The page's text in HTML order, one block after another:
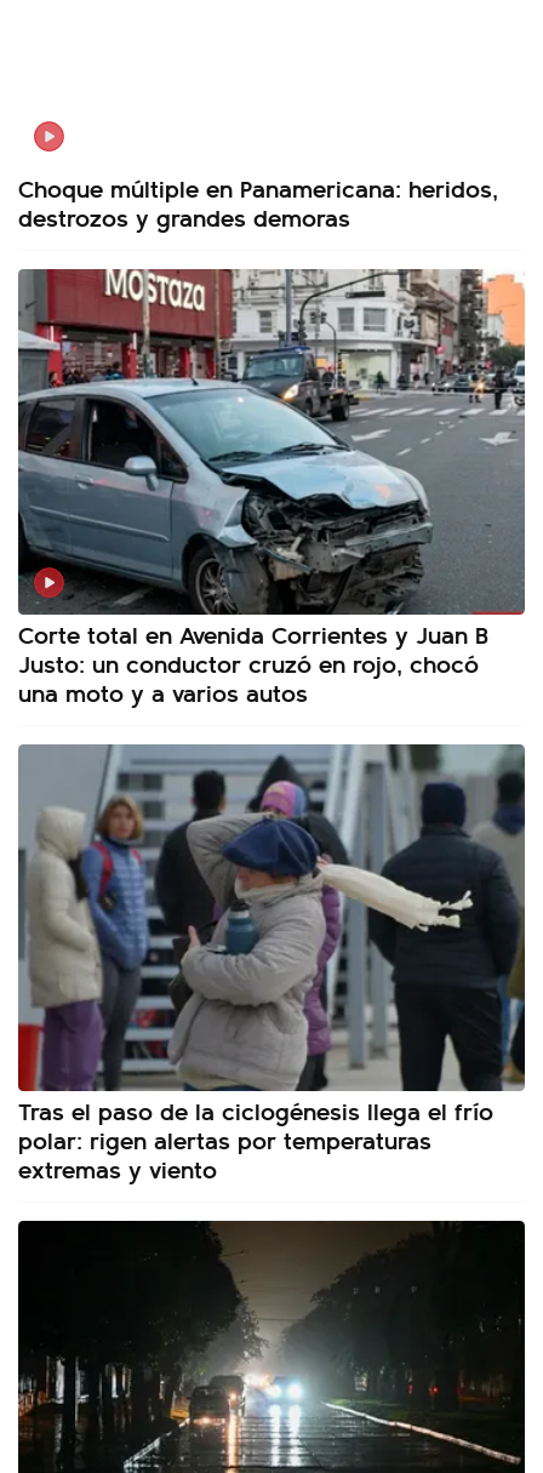
Choque múltiple en Panamericana: heridos,
destrozos y grandes demoras
Corte total en Avenida Corrientes y Juan B
Justo: un conductor cruzó en rojo, chocó
una moto y a varios autos
Tras el paso de la ciclogénesis llega el frío
polar: rigen alertas por temperaturas
extremas y viento